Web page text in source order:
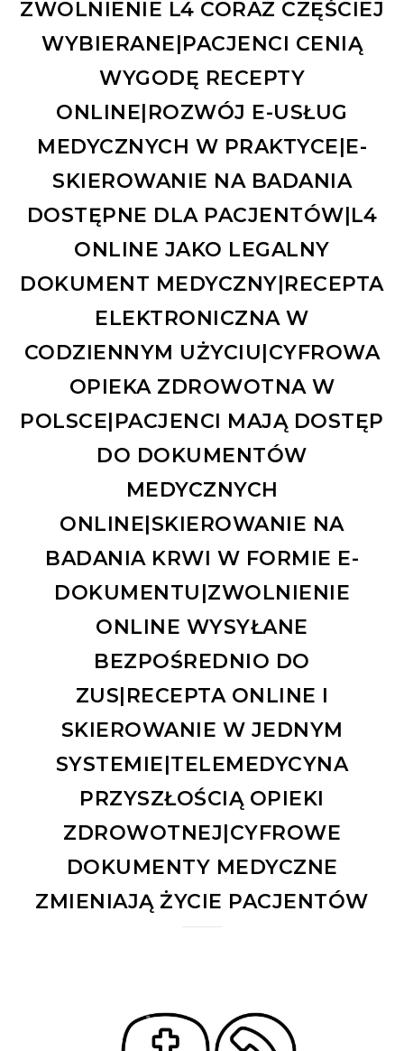
ZWOLNIENIE L4 CORAZ CZĘŚCIEJ
WYBIERANE|PACJENCI CENIĄ
WYGODĘ RECEPTY
ONLINE|ROZWÓJ E-USŁUG
MEDYCZNYCH W PRAKTYCE|E-
SKIEROWANIE NA BADANIA
DOSTĘPNE DLA PACJENTÓW|L4
ONLINE JAKO LEGALNY
DOKUMENT MEDYCZNY|RECEPTA
ELEKTRONICZNA W
CODZIENNYM UŻYCIU|CYFROWA
OPIEKA ZDROWOTNA W
POLSCE|PACJENCI MAJĄ DOSTĘP
DO DOKUMENTÓW
MEDYCZNYCH
ONLINE|SKIEROWANIE NA
BADANIA KRWI W FORMIE E-
DOKUMENTU|ZWOLNIENIE
ONLINE WYSYŁANE
BEZPOŚREDNIO DO
ZUS|RECEPTA ONLINE I
SKIEROWANIE W JEDNYM
SYSTEMIE|TELEMEDYCYNA
PRZYSZŁOŚCIĄ OPIEKI
ZDROWOTNEJ|CYFROWE
DOKUMENTY MEDYCZNE
ZMIENIAJĄ ŻYCIE PACJENTÓW